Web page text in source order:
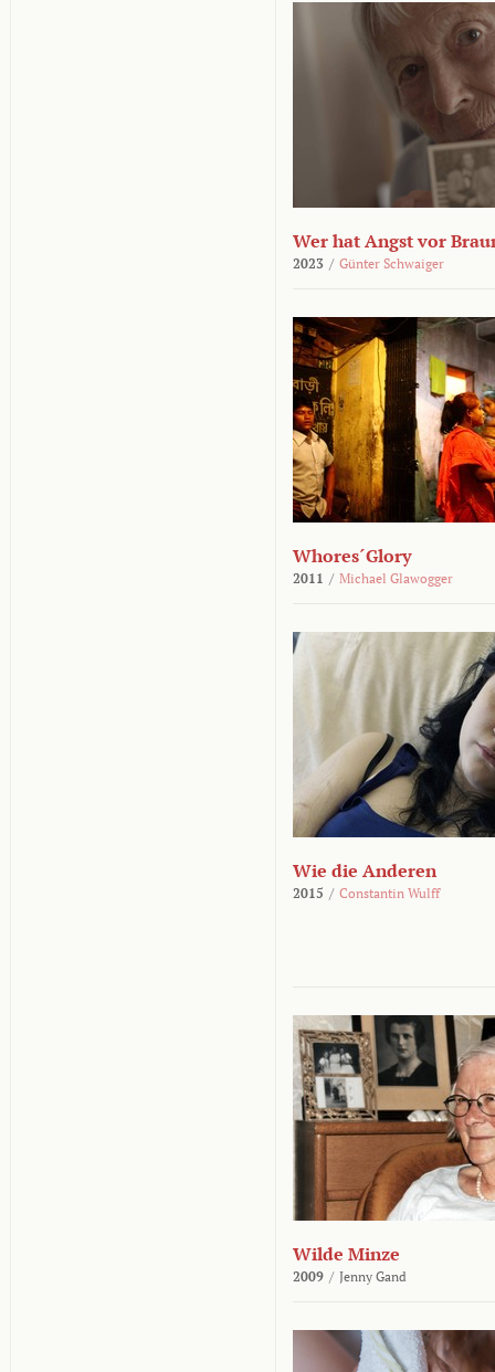
Wer hat Angst vor
2023 / Günter Schwaiger
Whores´Glory
2011 / Michael Glawogger
Wie die Anderen
2015 / Constantin Wulff
Wilde Minze
2009 / Jenny Gand